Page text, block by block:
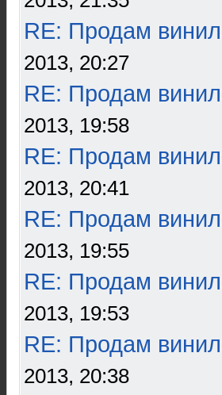
RE: Продам
2013, 20:27
RE: Продам
2013, 19:58
RE: Продам
2013, 20:41
RE: Продам
2013, 19:55
RE: Продам
2013, 19:53
RE: Продам
2013, 20:38